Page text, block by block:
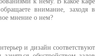
внимание, заходя в
мнение о нем?
и дизайн соответствуют